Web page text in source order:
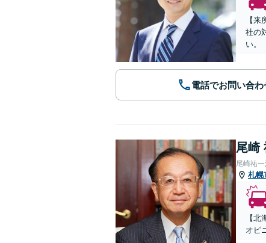
【
社の
い。
電話でお問い合わ
尾崎
尾崎祐
札幌
【
オピ